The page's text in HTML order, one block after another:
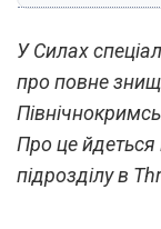
У Силах
про повне
Про це йдеться
підрозділу в